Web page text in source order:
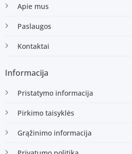
Apie mus
Paslaugos
Kontaktai
Informacija
Pristatymo informacija
Pirkimo taisyklės
Grąžinimo informacija